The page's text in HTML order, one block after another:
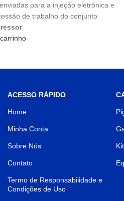
para a injeção eletrônica e
de trabalho do conjunto
.
ACESSO RÁPIDO
Home
Minha Conta
Sobre Nós
Contato
Termo de Responsabilidade e
Condições de Uso